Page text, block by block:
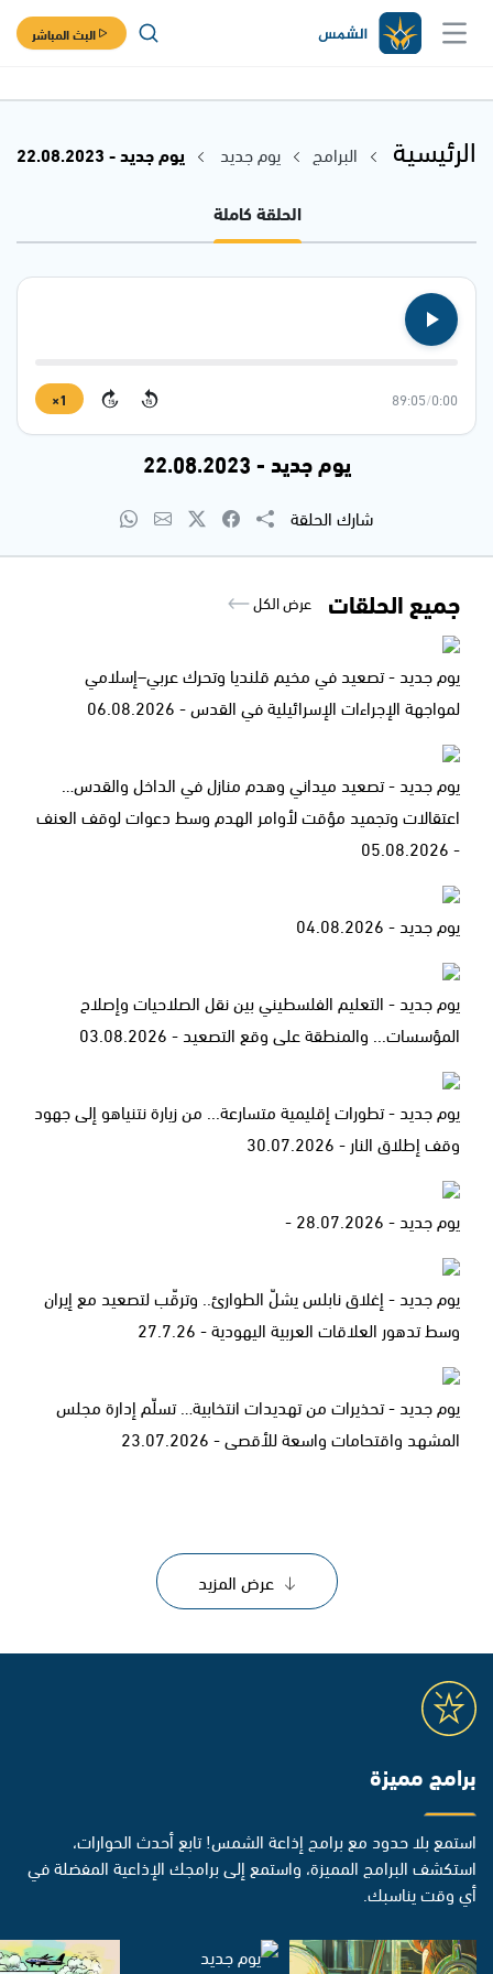
البث المباشر
الرئيسية البرامج يوم جديد
يوم جديد - 22.08.2023
الحلقة كاملة
0:00
/
89:05
15
15
1×
يوم جديد - 22.08.2023
شارك الحلقة
جميع الحلقات عرض الكل
يوم جديد - تصعيد في مخيم قلنديا وتحرك عربي–إسلامي
لمواجهة الإجراءات الإسرائيلية في القدس - 06.08.2026
يوم جديد - تصعيد ميداني وهدم منازل في الداخل والقدس…
اعتقالات وتجميد مؤقت لأوامر الهدم وسط دعوات لوقف العنف
- 05.08.2026
يوم جديد - 04.08.2026
يوم جديد - التعليم الفلسطيني بين نقل الصلاحيات وإصلاح
المؤسسات... والمنطقة على وقع التصعيد - 03.08.2026
يوم جديد - تطورات إقليمية متسارعة... من زيارة نتنياهو إلى جهود
وقف إطلاق النار - 30.07.2026
يوم جديد - 28.07.2026 -
يوم جديد - إغلاق نابلس يشلّ الطوارئ.. وترقّب لتصعيد مع إيران
وسط تدهور العلاقات العربية اليهودية - 27.7.26
يوم جديد - تحذيرات من تهديدات انتخابية… تسلّم إدارة مجلس
المشهد واقتحامات واسعة للأقصى - 23.07.2026
عرض المزيد
برامج مميزة
استمع بلا حدود مع برامج إذاعة الشمس! تابع أحدث الحوارات،
استكشف البرامج المميزة، واستمع إلى برامجك الإذاعية المفضلة في
أي وقت يناسبك.